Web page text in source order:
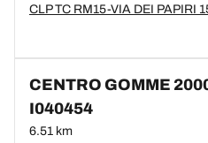
CENTRO GOMME
I040454
6.51 km